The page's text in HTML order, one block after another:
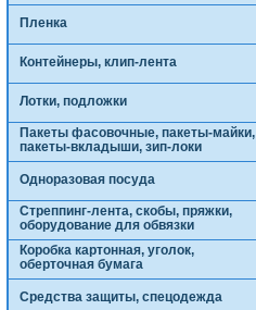
Пленка
Контейнеры, клип-лента
Лотки, подложки
Пакеты фасовочные, пакеты-майки,
пакеты-вкладыши, зип-локи
Одноразовая посуда
Стреппинг-лента, скобы, пряжки,
оборудование для обвязки
Коробка картонная, уголок,
оберточная бумага
Средства защиты, спецодежда